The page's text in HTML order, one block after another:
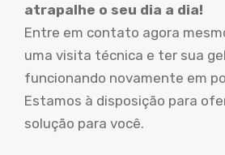
atrapalhe o seu dia a dia!
Entre em contato agora
uma visita técnica e ter sua
funcionando novamente em
Estamos à disposição para
solução para você.